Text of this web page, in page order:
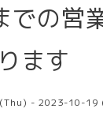
での営
ります
- 2023-10-19